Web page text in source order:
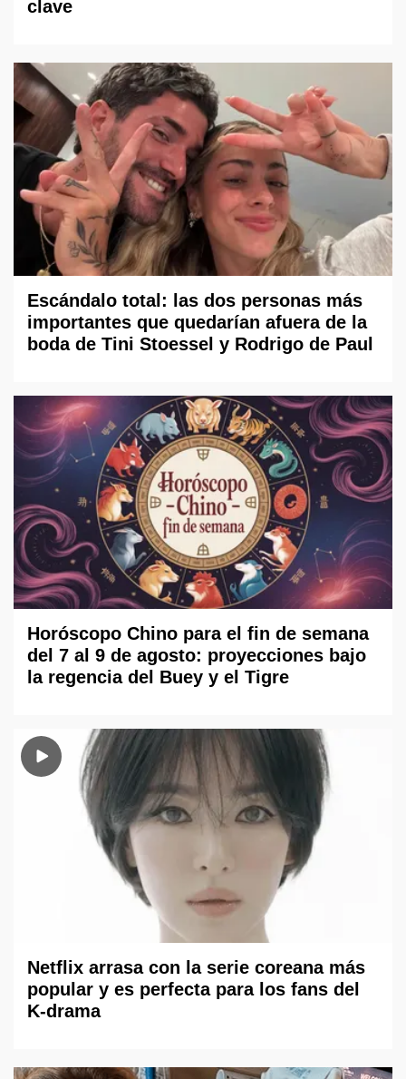
clave
Escándalo total: las dos personas más
importantes que quedarían afuera de la
boda de Tini Stoessel y Rodrigo de Paul
Horóscopo Chino para el fin de semana
del 7 al 9 de agosto: proyecciones bajo
la regencia del Buey y el Tigre
Netflix arrasa con la serie coreana más
popular y es perfecta para los fans del
K-drama